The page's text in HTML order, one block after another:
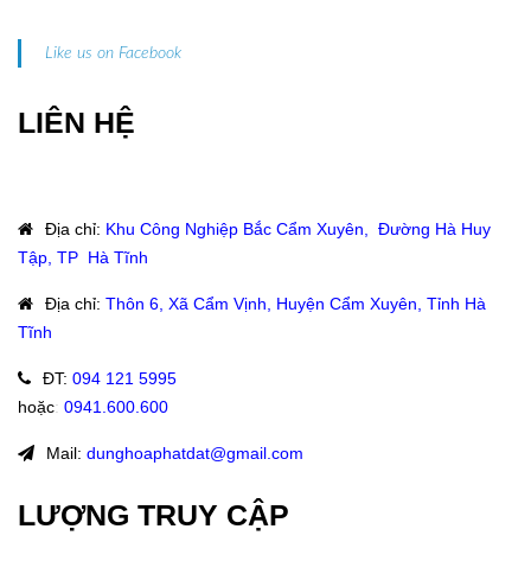
Like us on Facebook
LIÊN HỆ
Địa chỉ: Khu Công Nghiệp Bắc Cẩm Xuyên, Đường Hà Huy
Tập, TP Hà Tĩnh
Địa chỉ: Thôn 6, Xã Cẩm Vịnh, Huyện Cẩm Xuyên, Tỉnh Hà
Tĩnh
ĐT: 094 121 5995
hoặc: 0941.600.600
Mail: dunghoaphatdat@gmail.com
LƯỢNG TRUY CẬP